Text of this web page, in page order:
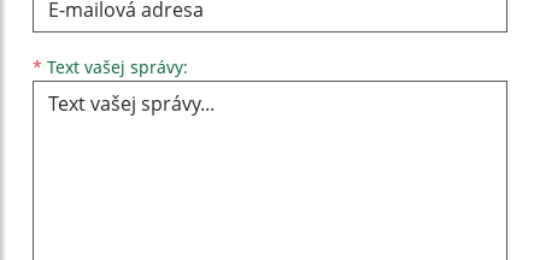
* Text vašej správy: